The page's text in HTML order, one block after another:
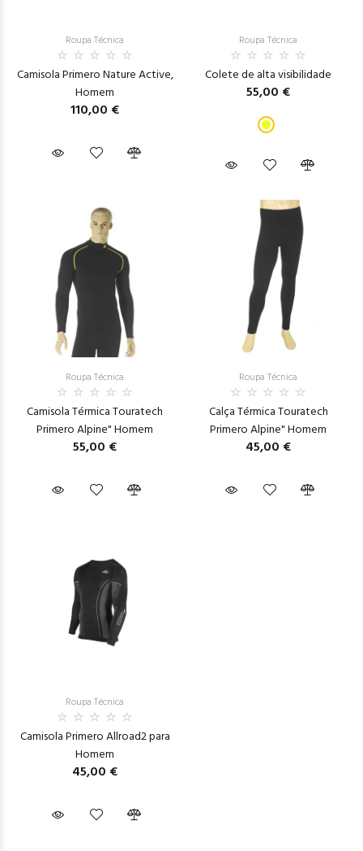
Roupa Técnica
Camisola Primero Nature Active,
Homem
110,00 €
Roupa Técnica
Colete de alta visibilidade
55,00 €
Roupa Técnica
Camisola Térmica Touratech
Primero Alpine" Homem
55,00 €
Roupa Técnica
Calça Térmica Touratech
Primero Alpine" Homem
45,00 €
Roupa Técnica
Camisola Primero Allroad2 para
Homem
45,00 €